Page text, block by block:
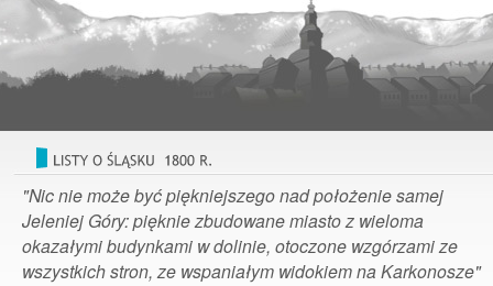
"Nic nie może być piękniejszego nad położenie samej
Jeleniej Góry: pięknie zbudowane miasto z wieloma
okazałymi budynkami w dolinie, otoczone wzgórzami ze
wszystkich stron, ze wspaniałym widokiem na Karkonosze"